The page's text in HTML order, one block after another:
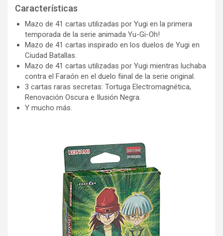
Características
Mazo de 41 cartas utilizadas por Yugi en la primera
temporada de la serie animada Yu-Gi-Oh!
Mazo de 41 cartas inspirado en los duelos de Yugi en
Ciudad Batallas.
Mazo de 41 cartas utilizadas por Yugi mientras luchaba
contra el Faraón en el duelo fiinal de la serie original.
3 cartas raras secretas: Tortuga Electromagnética,
Renovación Oscura e Ilusión Negra.
Y mucho más.